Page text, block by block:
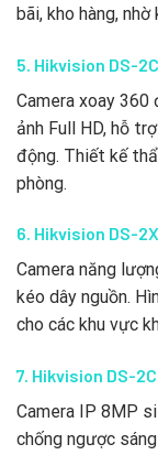
bãi, kho hàng,
5. Hikvision DS-
Camera xoay 360
ảnh Full HD, hỗ
động. Thiết kế
phòng.
6. Hikvision DS-
Camera năng
kéo dây nguồn.
cho các khu vực
7. Hikvision DS-
Camera IP 8MP
chống ngược